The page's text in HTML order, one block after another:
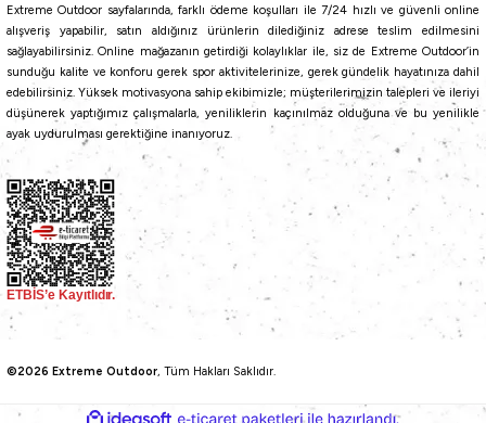
Extreme Outdoor sayfalarında, farklı ödeme koşulları ile 7/24 hızlı ve güvenli online
alışveriş yapabilir, satın aldığınız ürünlerin dilediğiniz adrese teslim edilmesini
sağlayabilirsiniz. Online mağazanın getirdiği kolaylıklar ile, siz de Extreme Outdoor’in
sunduğu kalite ve konforu gerek spor aktivitelerinize, gerek gündelik hayatınıza dahil
edebilirsiniz. Yüksek motivasyona sahip ekibimizle; müşterilerimizin talepleri ve ileriyi
düşünerek yaptığımız çalışmalarla, yeniliklerin kaçınılmaz olduğuna ve bu yenilikle
ayak uydurulması gerektiğine inanıyoruz.
©2026 Extreme Outdoor, Tüm Hakları Saklıdır.
ideasoft e-